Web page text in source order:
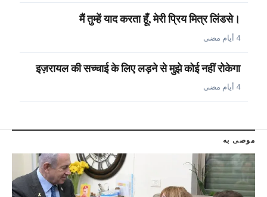
मैं तुम्हें याद करता हूँ, मेरी प्रिय मित्र लिंडसे।
4 أيام مضى
इज़रायल की सच्चाई के लिए लड़ने से मुझे कोई नहीं रोकेगा
4 أيام مضى
موصى به